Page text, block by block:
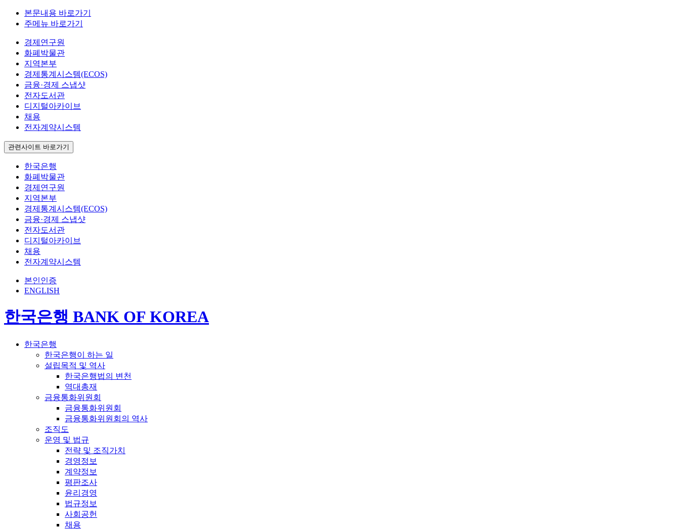
본문내용 바로가기
주메뉴 바로가기
경제연구원
화폐박물관
지역본부
경제통계시스템(ECOS)
금융·경제 스냅샷
전자도서관
디지털아카이브
채용
전자계약시스템
관련사이트 바로가기
한국은행
화폐박물관
경제연구원
지역본부
경제통계시스템(ECOS)
금융·경제 스냅샷
전자도서관
디지털아카이브
채용
전자계약시스템
본인인증
ENGLISH
한국은행 BANK OF KOREA
한국은행
한국은행이 하는 일
설립목적 및 역사
한국은행법의 변천
역대총재
금융통화위원회
금융통화위원회
금융통화위원회의 역사
조직도
운영 및 법규
전략 및 조직가치
경영정보
계약정보
평판조사
윤리경영
법규정보
사회공헌
채용